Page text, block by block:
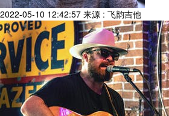
2022-05-10 12:42:57 来源 : 飞韵吉他